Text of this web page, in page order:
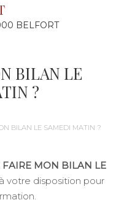
BELFORT
BILAN LE
?
BILAN LE SAMEDI MATIN ?
FAIRE MON BILAN LE
votre disposition pour